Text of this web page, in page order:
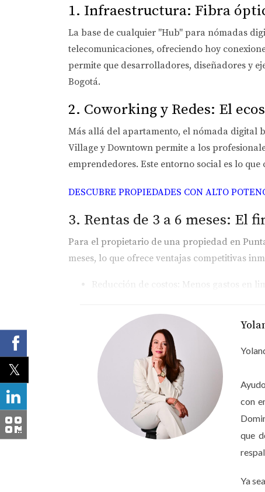
1. Infraestructura: Fibra
La base de cualquier "Hub" para nómadas
telecomunicaciones, ofreciendo hoy
permite que desarrolladores, diseñadores y
Bogotá.
2. Coworking y Redes: El
Más allá del apartamento, el nómada digital
Village y Downtown permite a los
emprendedores. Este entorno social es lo
DESCUBRE PROPIEDADES CON ALTO
3. Rentas de 3 a 6 meses: El
Para el propietario de una propiedad en
meses, lo que ofrece ventajas competitivas
Reducción de costos: Menos gastos en
4. Por qué el Nómada
Hablamos de profesionales con alto poder
tu inversión hacia este nicho, no solo
integral de vida y trabajo en el Caribe.
"La libertad geográfica es la
la relevancia de tu inversión en el
con
que
Ya